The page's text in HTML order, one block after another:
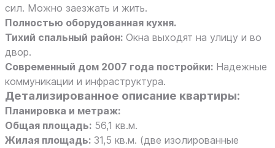
сил. Можно заезжать и жить.
Полностью оборудованная кухня.
Тихий спальный район: Окна выходят на улицу и во
двор.
Современный дом 2007 года постройки: Надежные
коммуникации и инфраструктура.
Детализированное описание квартиры:
Планировка и метраж:
Общая площадь: 56,1 кв.м.
Жилая площадь: 31,5 кв.м. (две изолированные